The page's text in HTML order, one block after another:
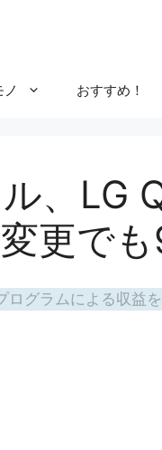
おすすめ！
、LG
更で
グラムによる収益を